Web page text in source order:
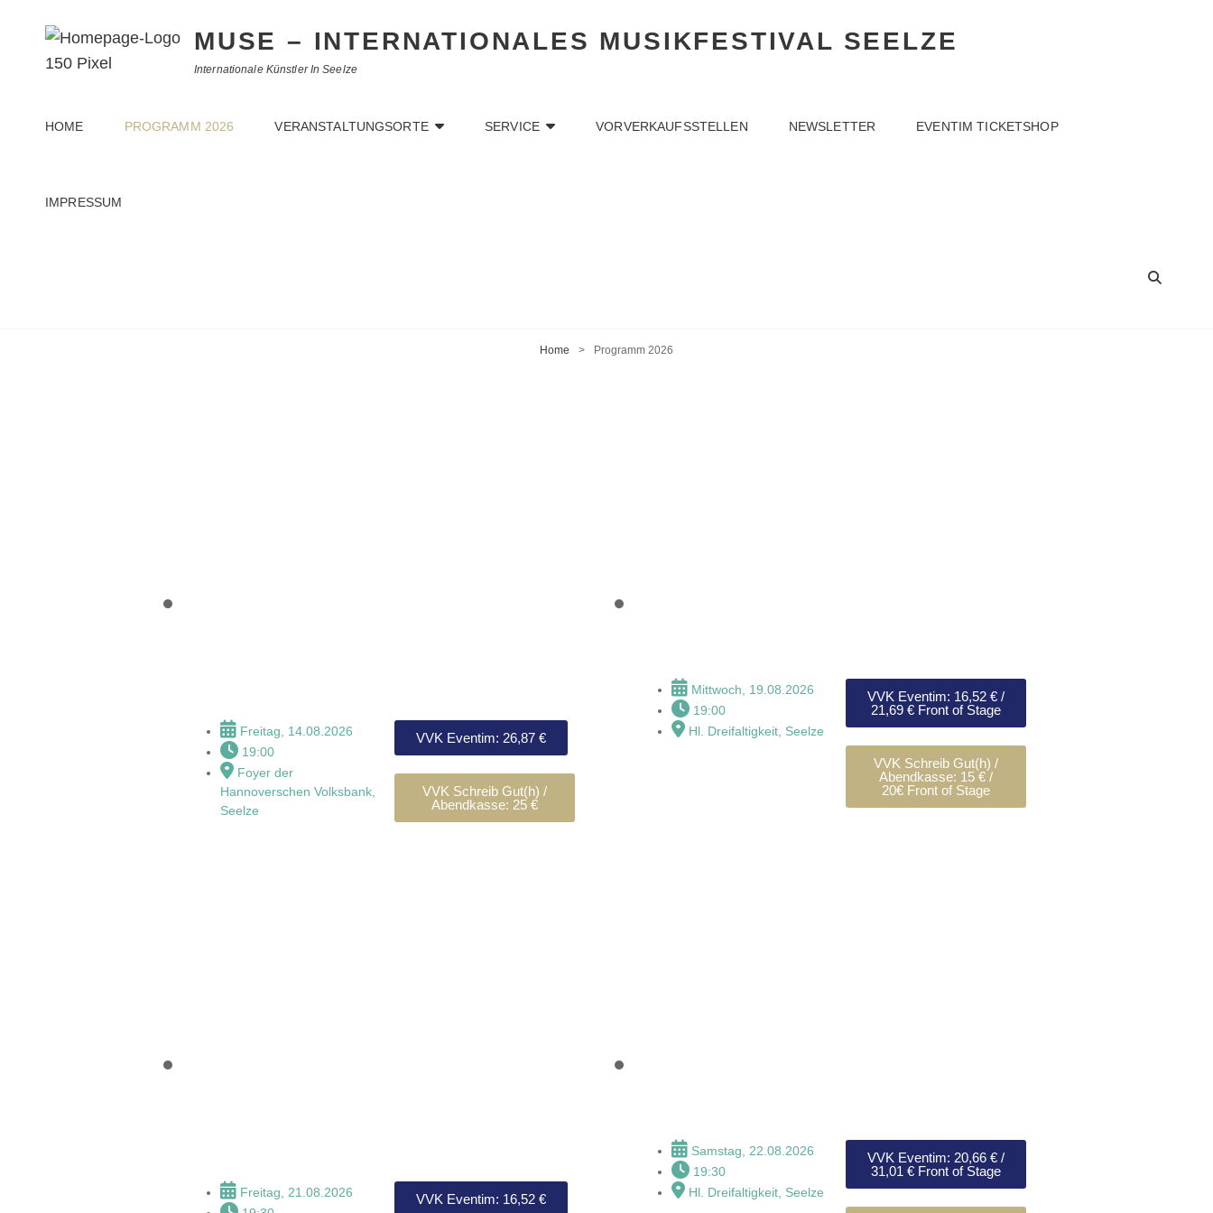
MUSE – INTERNATIONALES MUSIKFESTIVAL SEELZE
Internationale Künstler In Seelze
HOME PROGRAMM 2026 VERANSTALTUNGSORTE SERVICE VORVERKAUFSSTELLEN NEWSLETTER EVENTIM TICKETSHOP
IMPRESSUM
Home > Programm 2026
Freitag, 14.08.2026
19:00
Foyer der
Hannoverschen Volksbank,
Seelze
VVK Eventim: 26,87 €
VVK Schreib Gut(h) /
Abendkasse: 25 €
Mittwoch, 19.08.2026
19:00
Hl. Dreifaltigkeit, Seelze
VVK Eventim: 16,52 € /
21,69 € Front of Stage
VVK Schreib Gut(h) /
Abendkasse: 15 € /
20€ Front of Stage
Freitag, 21.08.2026
VVK Eventim: 16,52 €
Samstag, 22.08.2026
19:30
Hl. Dreifaltigkeit, Seelze
VVK Eventim: 20,66 € /
31,01 € Front of Stage